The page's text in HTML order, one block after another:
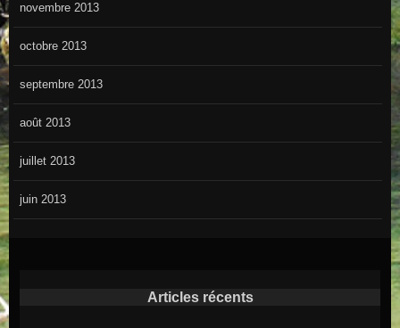
novembre 2013
octobre 2013
septembre 2013
août 2013
juillet 2013
juin 2013
Articles récents